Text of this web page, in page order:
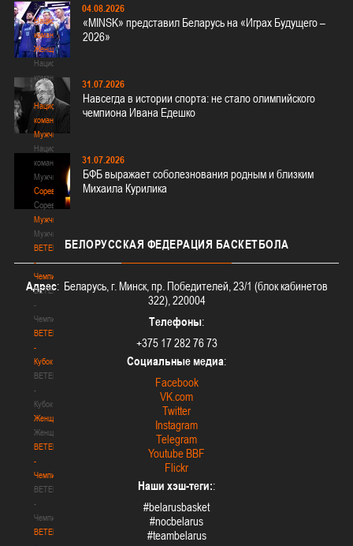
3х3
Национальная
команда.
Женщины
Национальная
команда.
Женщины
Национальная
команда.
Мужчины
Национальная
команда.
Мужчины
Соревнования
Соревнования
Мужчины
Мужчины
BETERA
-
Чемпионат
BETERA
-
Чемпионат
BETERA
-
Кубок
BETERA
-
Кубок
Женщины
Женщины
BETERA
-
Чемпионат
BETERA
-
Чемпионат
BETERA
04.08.2026
«MINSK» представил Беларусь на «Играх Будущего –
2026»
31.07.2026
Навсегда в истории спорта: не стало олимпийского
чемпиона Ивана Едешко
31.07.2026
БФБ выражает соболезнования родным и близким
Михаила Курилика
БЕЛОРУССКАЯ ФЕДЕРАЦИЯ БАСКЕТБОЛА
Адрес: Беларусь, г. Минск, пр. Победителей, 23/1 (блок кабинетов
322), 220004
Телефоны:
+375 17 282 76 73
Социальные медиа:
Facebook
VK.com
Twitter
Instagram
Telegram
Youtube BBF
Flickr
Наши хэш-теги::
#belarusbasket
#nocbelarus
#teambelarus